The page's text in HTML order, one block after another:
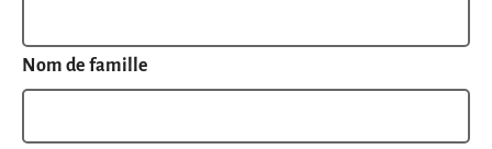
Nom de famille